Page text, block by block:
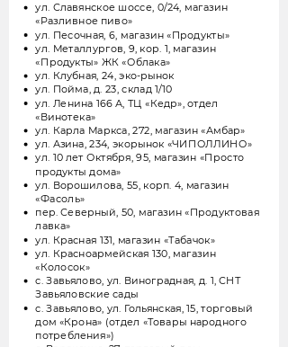
ул. Славянское шоссе, 0/24, магазин
«Разливное пиво»
ул. Песочная, 6, магазин «Продукты»
ул. Металлургов, 9, кор. 1, магазин
«Продукты» ЖК «Облака»
ул. Клубная, 24, эко-рынок
ул. Пойма, д. 23, склад 1/10
ул. Ленина 166 А, ТЦ «Кедр», отдел
«Винотека»
ул. Карла Маркса, 272, магазин «Амбар»
ул. Азина, 234, экорынок «ЧИПОЛЛИНО»
ул. 10 лет Октября, 95, магазин «Просто
продукты дома»
ул. Ворошилова, 55, корп. 4, магазин
«Фасоль»
пер. Северный, 50, магазин «Продуктовая
лавка»
ул. Красная 131, магазин «Табачок»
ул. Красноармейская 130, магазин
«Колосок»
с. Завьялово, ул. Виноградная, д. 1, СНТ
Завьяловские сады
с. Завьялово, ул. Гольянская, 15, торговый
дом «Крона» (отдел «Товары народного
потребления»)